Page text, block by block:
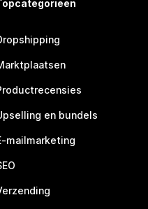
en bundels
mailmarketing